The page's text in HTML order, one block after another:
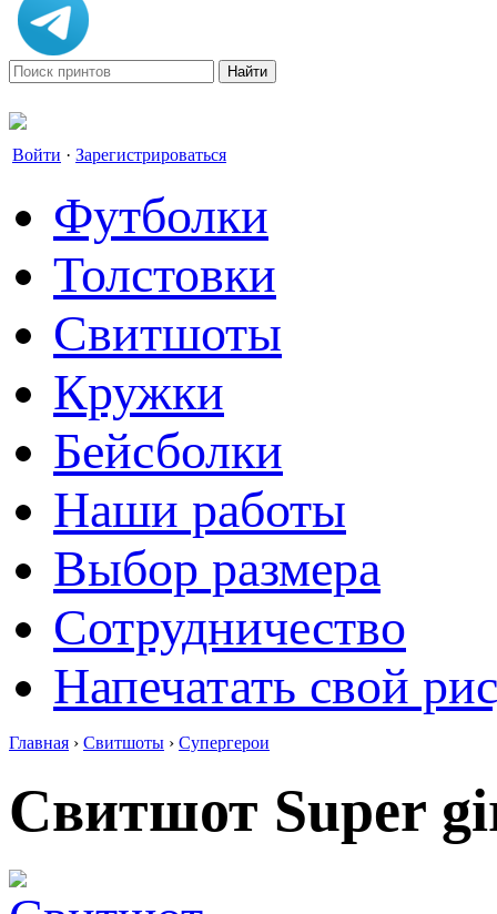
Войти · Зарегистрироваться
Футболки
Толстовки
Свитшоты
Кружки
Бейсболки
Наши работы
Выбор размера
Сотрудничество
Напечатать свой
Главная › Свитшоты › Супергерои
Свитшот Super